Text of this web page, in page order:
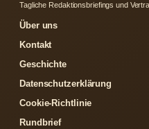
Tagliche Redaktionsbriefings und
Über uns
Kontakt
Geschichte
Datenschutzerklärung
Cookie-Richtlinie
Rundbrief